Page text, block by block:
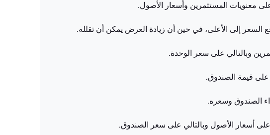
معنويات المستثمرين وأسعار الأصول.
إلى الأعلى، في حين أن زيادة العرض يمكن أن تقلله.
وبالتالي على سعر الوحدة.
على قيمة الصندوق.
الصندوق وسعره.
على أسعار الأصول وبالتالي على سعر الصندوق.